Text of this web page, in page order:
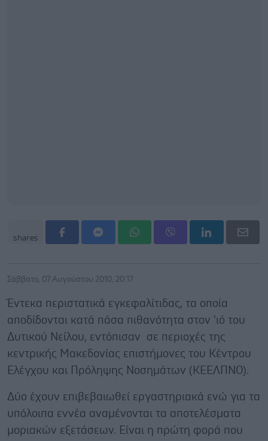
shares
Σάββατο, 07 Αυγούστου 2010, 20:17
Έντεκα περιστατικά εγκεφαλίτιδας, τα οποία
αποδίδονται κατά πάσα πιθανότητα στον 'ιό του
Δυτικού Νείλου, εντόπισαν σε περιοχές της
κεντρικής Μακεδονίας επιστήμονες του Κέντρου
Ελέγχου και Πρόληψης Νοσημάτων (ΚΕΕΛΠΝΟ).
Δύο έχουν επιβεβαιωθεί εργαστηριακά ενώ για τα
υπόλοιπα εννέα αναμένονται τα αποτελέσματα
μοριακών εξετάσεων. Είναι η πρώτη φορά που